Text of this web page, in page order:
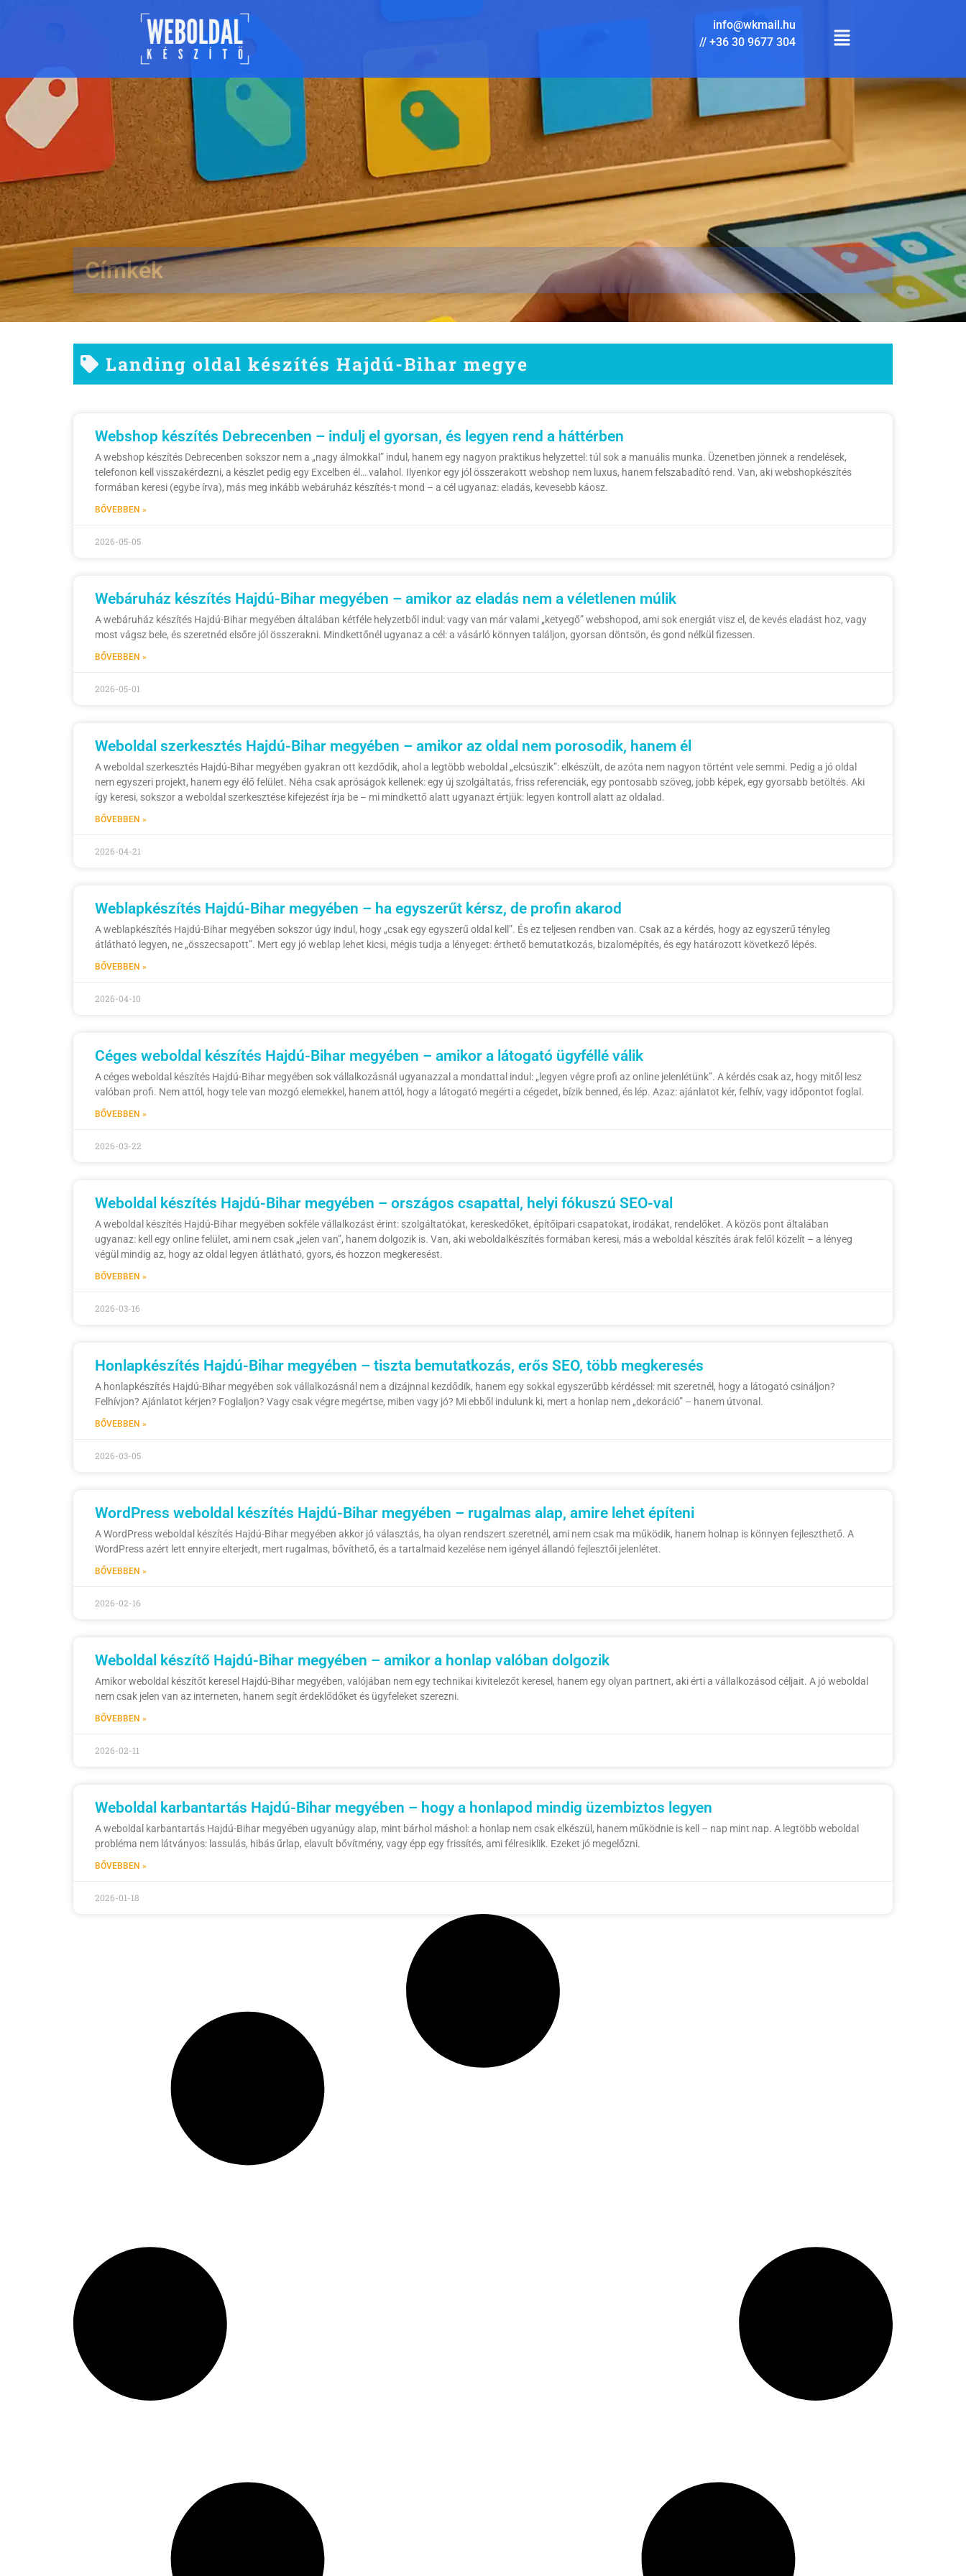
info@wkmail.hu
//+36 30 9677 304
Címkék
Landing oldal készítés Hajdú-Bihar megye
Webshop készítés Debrecenben – indulj el gyorsan, és legyen rend a háttérben
A webshop készítés Debrecenben sokszor nem a „nagy álmokkal” indul, hanem egy nagyon praktikus helyzettel: túl sok a manuális munka. Üzenetben jönnek a rendelések,
telefonon kell visszakérdezni, a készlet pedig egy Excelben él… valahol. Ilyenkor egy jól összerakott webshop nem luxus, hanem felszabadító rend. Van, aki webshopkészítés
formában keresi (egybe írva), más meg inkább webáruház készítés-t mond – a cél ugyanaz: eladás, kevesebb káosz.
BŐVEBBEN »
2026-05-05
Webáruház készítés Hajdú-Bihar megyében – amikor az eladás nem a véletlenen múlik
A webáruház készítés Hajdú-Bihar megyében általában kétféle helyzetből indul: vagy van már valami „ketyegő” webshopod, ami sok energiát visz el, de kevés eladást hoz, vagy
most vágsz bele, és szeretnéd elsőre jól összerakni. Mindkettőnél ugyanaz a cél: a vásárló könnyen találjon, gyorsan döntsön, és gond nélkül fizessen.
BŐVEBBEN »
2026-05-01
Weboldal szerkesztés Hajdú-Bihar megyében – amikor az oldal nem porosodik, hanem él
A weboldal szerkesztés Hajdú-Bihar megyében gyakran ott kezdődik, ahol a legtöbb weboldal „elcsúszik”: elkészült, de azóta nem nagyon történt vele semmi. Pedig a jó oldal
nem egyszeri projekt, hanem egy élő felület. Néha csak apróságok kellenek: egy új szolgáltatás, friss referenciák, egy pontosabb szöveg, jobb képek, egy gyorsabb betöltés. Aki
így keresi, sokszor a weboldal szerkesztése kifejezést írja be – mi mindkettő alatt ugyanazt értjük: legyen kontroll alatt az oldalad.
BŐVEBBEN »
2026-04-21
Weblapkészítés Hajdú-Bihar megyében – ha egyszerűt kérsz, de profin akarod
A weblapkészítés Hajdú-Bihar megyében sokszor úgy indul, hogy „csak egy egyszerű oldal kell”. És ez teljesen rendben van. Csak az a kérdés, hogy az egyszerű tényleg
átlátható legyen, ne „összecsapott”. Mert egy jó weblap lehet kicsi, mégis tudja a lényeget: érthető bemutatkozás, bizalomépítés, és egy határozott következő lépés.
BŐVEBBEN »
2026-04-10
Céges weboldal készítés Hajdú-Bihar megyében – amikor a látogató ügyféllé válik
A céges weboldal készítés Hajdú-Bihar megyében sok vállalkozásnál ugyanazzal a mondattal indul: „legyen végre profi az online jelenlétünk”. A kérdés csak az, hogy mitől lesz
valóban profi. Nem attól, hogy tele van mozgó elemekkel, hanem attól, hogy a látogató megérti a cégedet, bízik benned, és lép. Azaz: ajánlatot kér, felhív, vagy időpontot foglal.
BŐVEBBEN »
2026-03-22
Weboldal készítés Hajdú-Bihar megyében – országos csapattal, helyi fókuszú SEO-val
A weboldal készítés Hajdú-Bihar megyében sokféle vállalkozást érint: szolgáltatókat, kereskedőket, építőipari csapatokat, irodákat, rendelőket. A közös pont általában
ugyanaz: kell egy online felület, ami nem csak „jelen van”, hanem dolgozik is. Van, aki weboldalkészítés formában keresi, más a weboldal készítés árak felől közelít – a lényeg
végül mindig az, hogy az oldal legyen átlátható, gyors, és hozzon megkeresést.
BŐVEBBEN »
2026-03-16
Honlapkészítés Hajdú-Bihar megyében – tiszta bemutatkozás, erős SEO, több megkeresés
A honlapkészítés Hajdú-Bihar megyében sok vállalkozásnál nem a dizájnnal kezdődik, hanem egy sokkal egyszerűbb kérdéssel: mit szeretnél, hogy a látogató csináljon?
Felhívjon? Ajánlatot kérjen? Foglaljon? Vagy csak végre megértse, miben vagy jó? Mi ebből indulunk ki, mert a honlap nem „dekoráció” – hanem útvonal.
BŐVEBBEN »
2026-03-05
WordPress weboldal készítés Hajdú-Bihar megyében – rugalmas alap, amire lehet építeni
A WordPress weboldal készítés Hajdú-Bihar megyében akkor jó választás, ha olyan rendszert szeretnél, ami nem csak ma működik, hanem holnap is könnyen fejleszthető. A
WordPress azért lett ennyire elterjedt, mert rugalmas, bővíthető, és a tartalmaid kezelése nem igényel állandó fejlesztői jelenlétet.
BŐVEBBEN »
2026-02-16
Weboldal készítő Hajdú-Bihar megyében – amikor a honlap valóban dolgozik
Amikor weboldal készítőt keresel Hajdú-Bihar megyében, valójában nem egy technikai kivitelezőt keresel, hanem egy olyan partnert, aki érti a vállalkozásod céljait. A jó weboldal
nem csak jelen van az interneten, hanem segít érdeklődőket és ügyfeleket szerezni.
BŐVEBBEN »
2026-02-11
Weboldal karbantartás Hajdú-Bihar megyében – hogy a honlapod mindig üzembiztos legyen
A weboldal karbantartás Hajdú-Bihar megyében ugyanúgy alap, mint bárhol máshol: a honlap nem csak elkészül, hanem működnie is kell – nap mint nap. A legtöbb weboldal
probléma nem látványos: lassulás, hibás űrlap, elavult bővítmény, vagy épp egy frissítés, ami félresiklik. Ezeket jó megelőzni.
BŐVEBBEN »
2026-01-18